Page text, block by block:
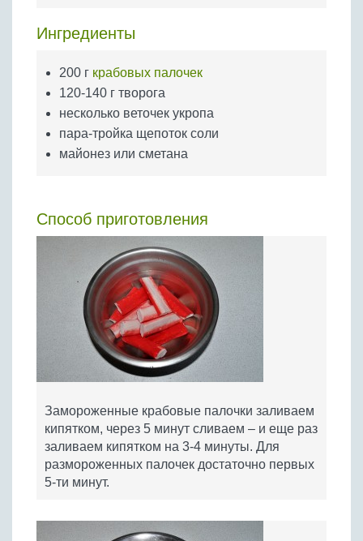
Яйца
Ингредиенты
200 г крабовых палочек
120-140 г творога
несколько веточек укропа
пара-тройка щепоток соли
майонез или сметана
Способ приготовления
Замороженные крабовые палочки заливаем
кипятком, через 5 минут сливаем – и еще раз
заливаем кипятком на 3-4 минуты. Для
размороженных палочек достаточно первых
5-ти минут.